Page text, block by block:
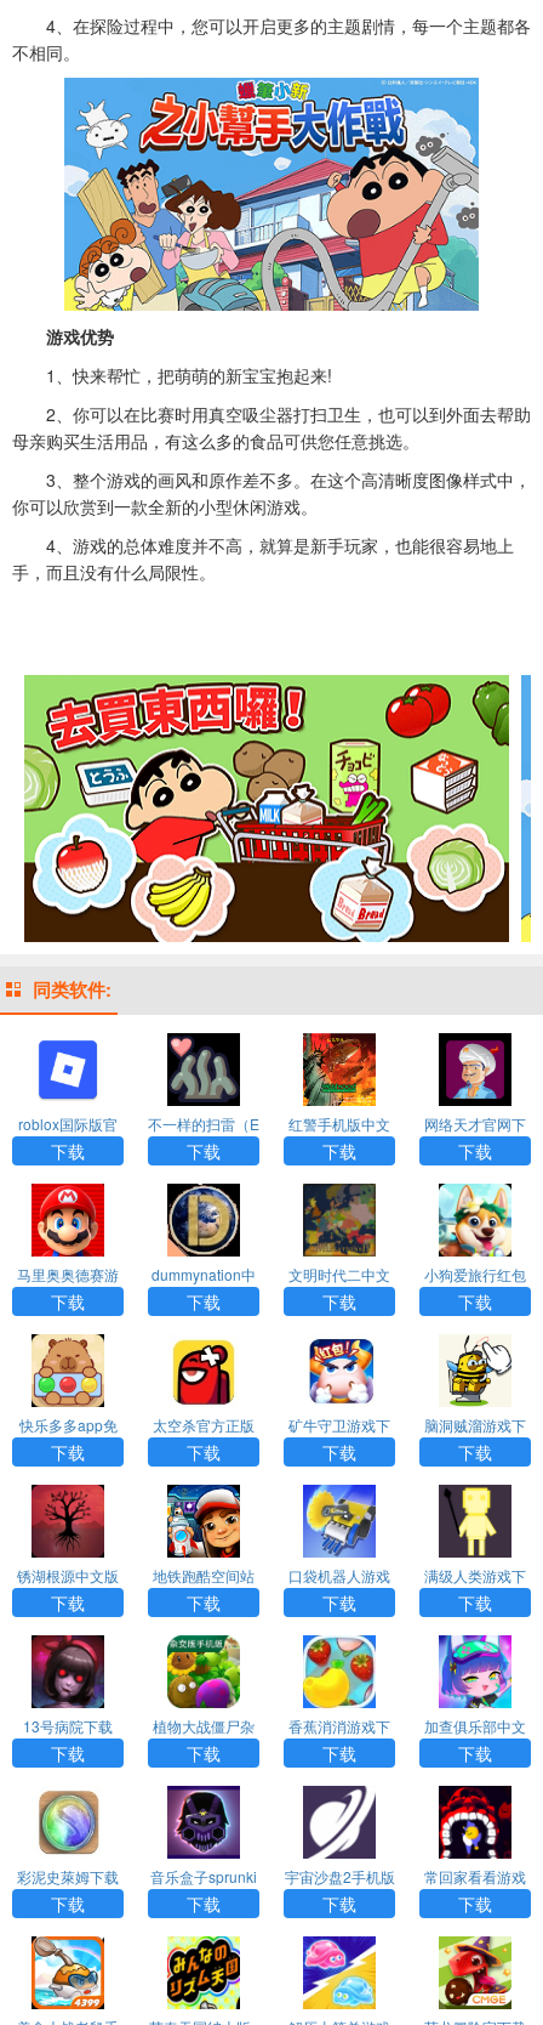
4、在探险过程中，您可以开启更多的主题剧情，每一个主题都各
不相同。
游戏优势
1、快来帮忙，把萌萌的新宝宝抱起来!
2、你可以在比赛时用真空吸尘器打扫卫生，也可以到外面去帮助
母亲购买生活用品，有这么多的食品可供您任意挑选。
3、整个游戏的画风和原作差不多。在这个高清晰度图像样式中，
你可以欣赏到一款全新的小型休闲游戏。
4、游戏的总体难度并不高，就算是新手玩家，也能很容易地上
手，而且没有什么局限性。
同类软件:
roblox国际版官
网版入口
下载
不一样的扫雷（E
roTrapSweepe
r）
下载
红警手机版中文
下载
下载
网络天才官网下
载安装
下载
马里奥奥德赛游
戏手机版中文
下载
dummynation中
文版免费下载
下载
文明时代二中文
版
下载
小狗爱旅行红包
版下载
下载
快乐多多app免
费下载
下载
太空杀官方正版
下载
下载
矿牛守卫游戏下
载
下载
脑洞贼溜游戏下
载
下载
锈湖根源中文版
下载
下载
地铁跑酷空间站
版本下载安装
下载
口袋机器人游戏
下载
满级人类游戏下
载
下载
13号病院下载
下载
植物大战僵尸杂
交版下载
下载
香蕉消消游戏下
载
下载
加查俱乐部中文
版下载
下载
彩泥史萊姆下载
下载
音乐盒子sprunki
下载
下载
宇宙沙盘2手机版
下载
下载
常回家看看游戏
下载
下载